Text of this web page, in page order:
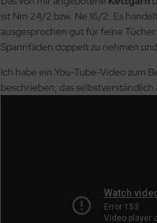
ist Nm 24/2 bzw. Ne 16/2. Es
ausgesprochen gut für feine
Spannfäden doppelt zu nehmen
Ich habe ein You-Tube-Video zum
beschrieben, das